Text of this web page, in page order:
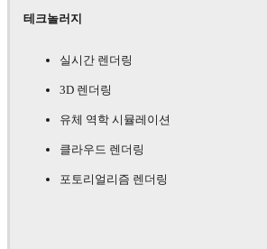
테크놀러지
실시간 렌더링
3D 렌더링
유체 역학 시뮬레이션
클라우드 렌더링
포토리얼리즘 렌더링